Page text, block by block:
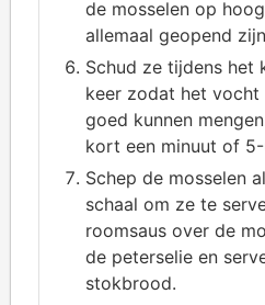
de mosselen op
allemaal geopend
Schud ze tijdens het
keer zodat het vocht
goed kunnen
kort een minuut of 5-
Schep de mosselen
schaal om ze te
roomsaus over de
de peterselie en
stokbrood.